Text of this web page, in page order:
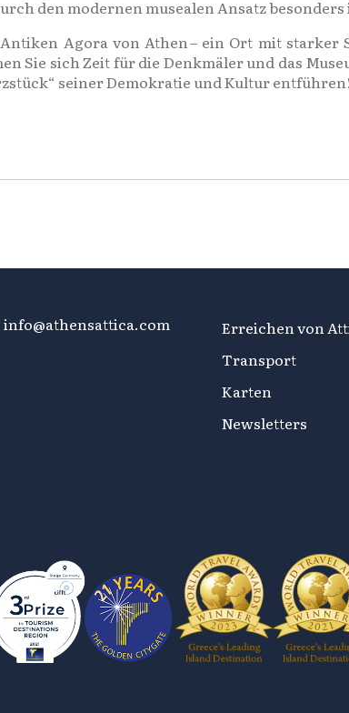
den modernen musealen Ansatz
Agora von Athen – ein Ort mit starker
Sie sich Zeit für die Denkmäler und das
seiner Demokratie und Kultur entführen!
info@athensattica.com
Erreichen von
Transport
Karten
Newsletters